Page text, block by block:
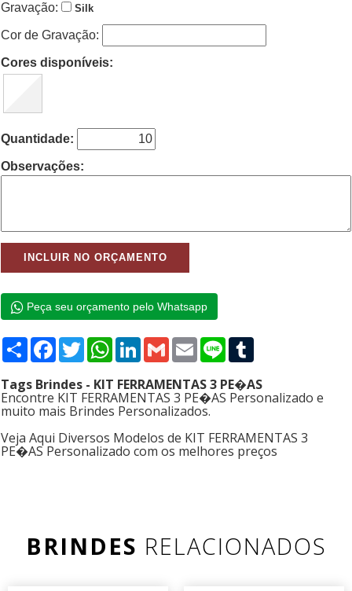
Gravação: Silk
Cor de Gravação:
Cores disponíveis:
Quantidade:
Observações:
Peça seu orçamento pelo Whatsapp
Compartilhar
Facebook
TwitterWhatsApp
LinkedIn
GmailEmailLine
Tags Brindes - KIT FERRAMENTAS 3 PE�AS
Encontre KIT FERRAMENTAS 3 PE�AS Personalizado e
muito mais Brindes Personalizados.
Veja Aqui Diversos Modelos de KIT FERRAMENTAS 3
PE�AS Personalizado com os melhores preços
BRINDES RELACIONADOS